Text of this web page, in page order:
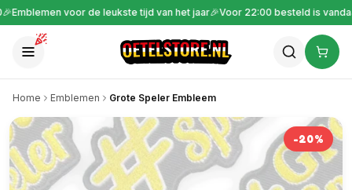
🎉Gratis verzending vanaf €30🎉Emblemen voor de leukste tijd van het
Home Emblemen Grote Speler Embleem
-20%